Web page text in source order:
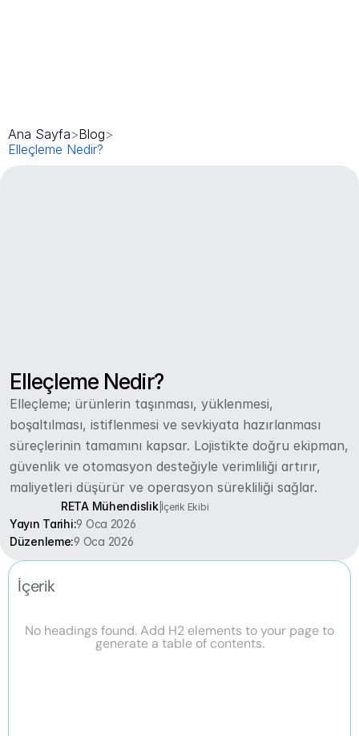
Ana Sayfa>Blog>
Elleçleme Nedir?
Elleçleme Nedir?
Elleçleme; ürünlerin taşınması, yüklenmesi,
boşaltılması, istiflenmesi ve sevkiyata hazırlanması
süreçlerinin tamamını kapsar. Lojistikte doğru ekipman,
güvenlik ve otomasyon desteğiyle verimliliği artırır,
maliyetleri düşürür ve operasyon sürekliliği sağlar.
RETA Mühendislik| İçerik Ekibi
Yayın Tarihi:9 Oca 2026
Düzenleme:9 Oca 2026
İçerik
No headings found. Add H2 elements to your page to
generate a table of contents.